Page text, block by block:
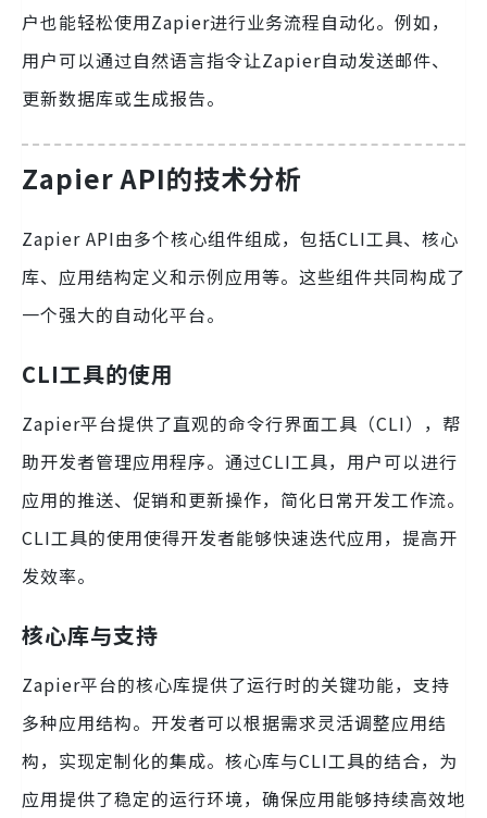
户也能轻松使用Zapier进行业务流程自动化。例如，
用户可以通过自然语言指令让Zapier自动发送邮件、
更新数据库或生成报告。
Zapier API的技术分析
Zapier API由多个核心组件组成，包括CLI工具、核心
库、应用结构定义和示例应用等。这些组件共同构成了
一个强大的自动化平台。
CLI工具的使用
Zapier平台提供了直观的命令行界面工具（CLI），帮
助开发者管理应用程序。通过CLI工具，用户可以进行
应用的推送、促销和更新操作，简化日常开发工作流。
CLI工具的使用使得开发者能够快速迭代应用，提高开
发效率。
核心库与支持
Zapier平台的核心库提供了运行时的关键功能，支持
多种应用结构。开发者可以根据需求灵活调整应用结
构，实现定制化的集成。核心库与CLI工具的结合，为
应用提供了稳定的运行环境，确保应用能够持续高效地